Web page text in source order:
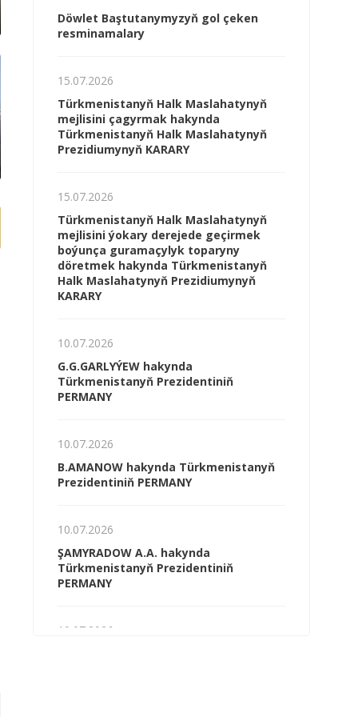
Döwlet Baştutanymyzyň gol çeken
resminamalary
15.07.2026
Türkmenistanyň Halk Maslahatynyň
mejlisini çagyrmak hakynda
Türkmenistanyň Halk Maslahatynyň
Prezidiumynyň KARARY
15.07.2026
Türkmenistanyň Halk Maslahatynyň
mejlisini ýokary derejede geçirmek
boýunça guramaçylyk toparyny
döretmek hakynda Türkmenistanyň
Halk Maslahatynyň Prezidiumynyň
KARARY
10.07.2026
G.G.GARLYÝEW hakynda
Türkmenistanyň Prezidentiniň
PERMANY
10.07.2026
B.AMANOW hakynda Türkmenistanyň
Prezidentiniň PERMANY
10.07.2026
ŞAMYRADOW A.A. hakynda
Türkmenistanyň Prezidentiniň
PERMANY
10.07.2026